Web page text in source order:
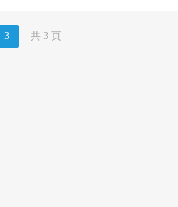
3 共 3 页